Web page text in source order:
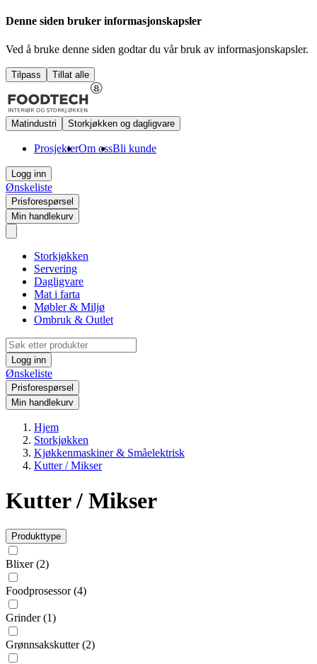
Denne siden bruker informasjonskapsler
Ved å bruke denne siden godtar du vår bruk av informasjonskapsler.
Tilpass Tillat alle
Matindustri Storkjøkken og dagligvare
ProsjekterOm ossBli kunde
Logg inn
Ønskeliste
Prisforespørsel
Min handlekurv
Storkjøkken
Servering
Dagligvare
Mat i farta
Møbler & Miljø
Ombruk & Outlet
Logg inn
Ønskeliste
Prisforespørsel
Min handlekurv
Hjem
Storkjøkken
Kjøkkenmaskiner & Småelektrisk
Kutter / Mikser
Kutter / Mikser
Produkttype
Blixer(2)
Foodprosessor(4)
Grinder(1)
Grønnsakskutter(2)